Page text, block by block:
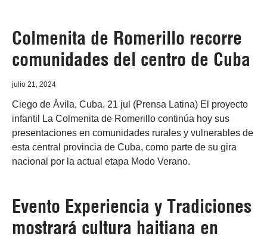
Colmenita de Romerillo recorre
comunidades del centro de Cuba
julio 21, 2024
Ciego de Ávila, Cuba, 21 jul (Prensa Latina) El proyecto
infantil La Colmenita de Romerillo continúa hoy sus
presentaciones en comunidades rurales y vulnerables de
esta central provincia de Cuba, como parte de su gira
nacional por la actual etapa Modo Verano.
Evento Experiencia y Tradiciones
mostrará cultura haitiana en